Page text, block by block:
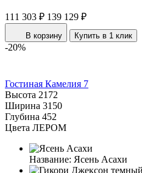
111 303 ₽ 139 129 ₽
В корзину Купить в 1 клик
-20%
Гостиная Камелия 7
Высота 2172
Ширина 3150
Глубина 452
Цвета ЛЕРОМ
Название: Ясень Асахи